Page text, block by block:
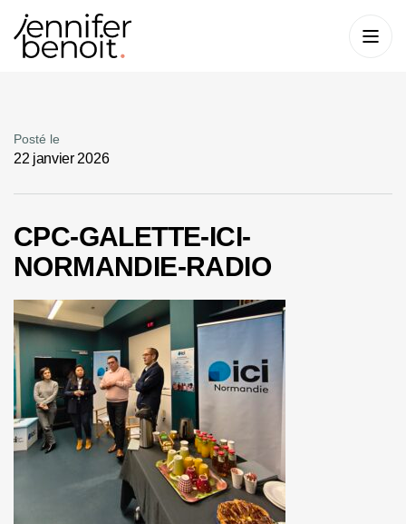
Posté le
22 janvier 2026
CPC-GALETTE-ICI-
NORMANDIE-RADIO